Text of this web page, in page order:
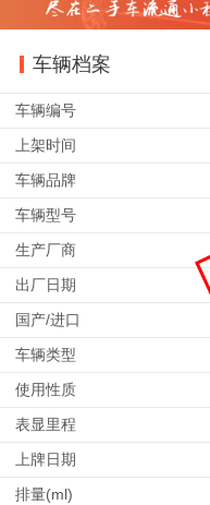
车辆档案
车辆编号
上架时间
车辆品牌
车辆型号
生产厂商
出厂日期
国产/进口
车辆类型
使用性质
表显里程
上牌日期
排量(ml)